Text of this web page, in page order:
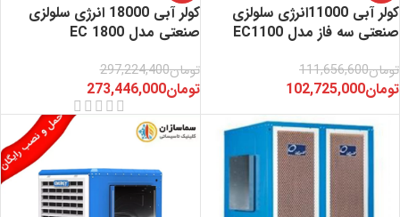
کولر آبی 11000انرژی سلولزی
صنعتی سه فاز مدل EC1100
تومان111,656,600
تومان102,725,000
کولر آبی 18000 انرژی سلولزی
صنعتی مدل EC 1800
تومان297,224,400
تومان273,446,000